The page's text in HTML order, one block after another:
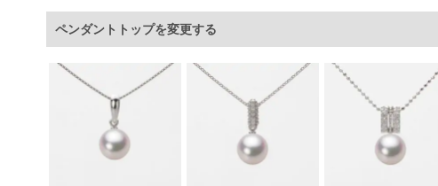
移ペンダントトップを変更する